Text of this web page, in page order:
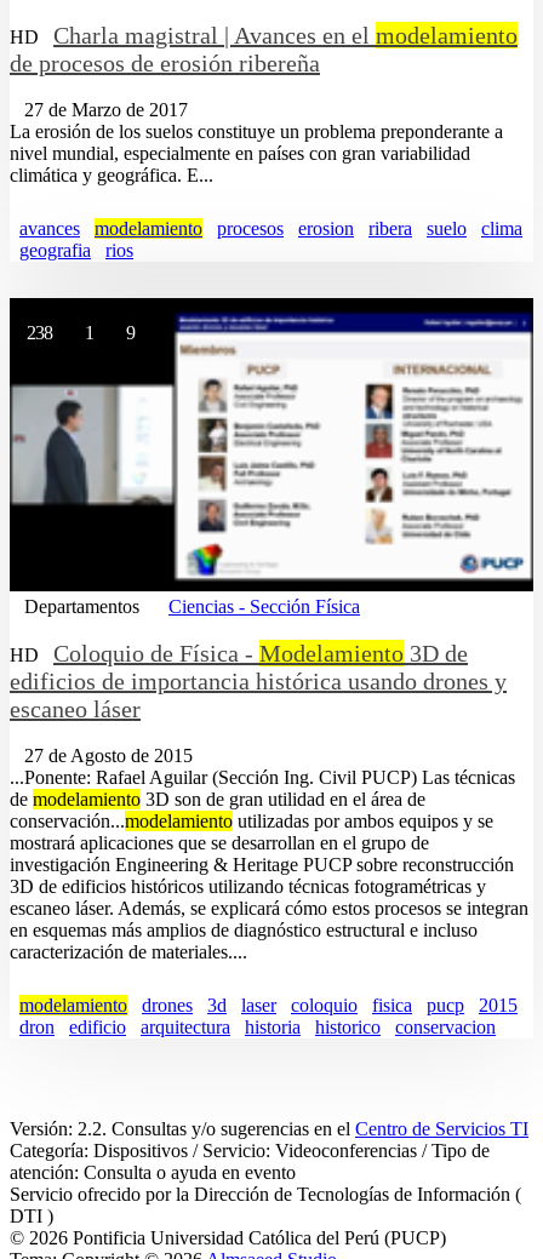
HD Charla magistral | Avances en el modelamiento
de procesos de erosión ribereña
27 de Marzo de 2017
La erosión de los suelos constituye un problema preponderante a
nivel mundial, especialmente en países con gran variabilidad
climática y geográfica. E...
avances modelamiento procesos erosion ribera suelo
clima
geografia
rios
238 1 9
Departamentos Ciencias - Sección Física
HD Coloquio de Física - Modelamiento 3D de
edificios de importancia histórica usando drones y
escaneo láser
27 de Agosto de 2015
...Ponente: Rafael Aguilar (Sección Ing. Civil PUCP) Las técnicas
de modelamiento 3D son de gran utilidad en el área de
conservación...modelamiento utilizadas por ambos equipos y se
mostrará aplicaciones que se desarrollan en el grupo de
investigación Engineering & Heritage PUCP sobre reconstrucción
3D de edificios históricos utilizando técnicas fotogramétricas y
escaneo láser. Además, se explicará cómo estos procesos se integran
en esquemas más amplios de diagnóstico estructural e incluso
caracterización de materiales....
modelamiento drones 3d laser coloquio fisica pucp
2015
dron
edificio arquitectura historia historico conservacion
Versión: 2.2. Consultas y/o sugerencias en el Centro de Servicios TI
Categoría: Dispositivos / Servicio: Videoconferencias / Tipo de
atención: Consulta o ayuda en evento
Servicio ofrecido por la Dirección de Tecnologías de Información (
DTI )
© 2026 Pontificia Universidad Católica del Perú (PUCP)